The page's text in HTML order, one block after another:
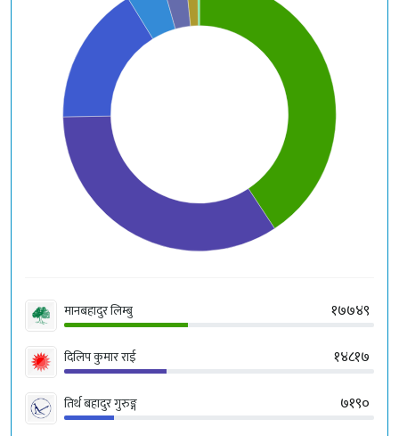
मानबहादुर लिम्बु १७७४९
दिलिप कुमार राई १४८१७
तिर्थ बहादुर गुरुङ्ग ७१९०